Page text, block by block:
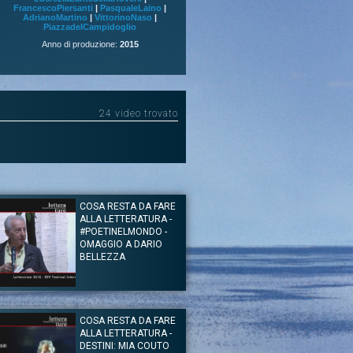
FrancescoPiersanti | PasqualeLaino |
AdrianoMartino | VittorinoNaso |
PiazzadelCampidoglio
Anno di produzione: 2015
24 video trovato
COSA RESTA DA FARE
ALLA LETTERATURA -
#POETINELMONDO -
OMAGGIO A DARIO
BELLEZZA
Bre, N. Bultrini, B. Frabotta, R. Paris, E. Pecora, A.
Toni, V. Zeichen
delle Letterature 2015
delle Letterature, #Poetinelmondo, omaggio a Dario
Il poeta romano, definito da Pier Paolo Pasolini come il
COSA RESTA DA FARE
ALLA LETTERATURA -
DESTINI: MIA COUTO